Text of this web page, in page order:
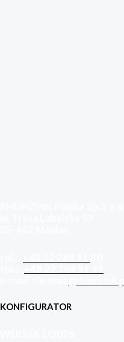
KONFIGURATOR